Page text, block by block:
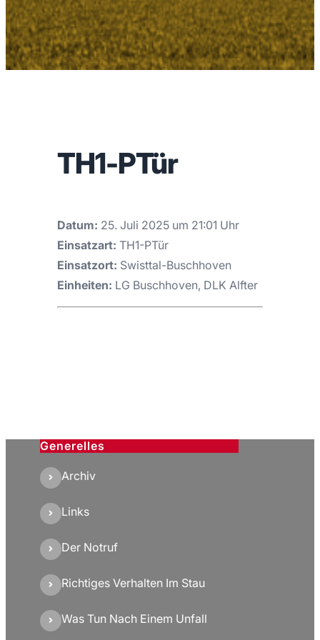
TH1-PTür
Datum: 25. Juli 2025 um 21:01 Uhr
Einsatzart: TH1-PTür
Einsatzort: Swisttal-Buschhoven
Einheiten: LG Buschhoven, DLK Alfter
Generelles
Archiv
Links
Der Notruf
Richtiges Verhalten Im Stau
Was Tun Nach Einem Unfall